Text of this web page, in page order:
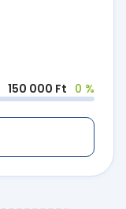
150 000 Ft 0 %